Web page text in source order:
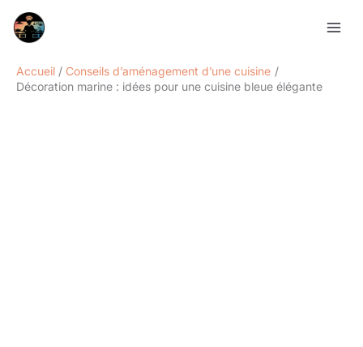
Accueil
Conseils d’aménagement d’une cuisine
Décoration marine : idées pour une cuisine bleue élégante
Rechercher